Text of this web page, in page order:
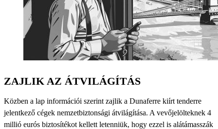
ZAJLIK AZ ÁTVILÁGÍTÁS
Közben a lap információi szerint zajlik a Dunaferre kiírt tenderre
jelentkező cégek nemzetbiztonsági átvilágítása. A vevőjelölteknek 4
millió eurós biztosítékot kellett letenniük, hogy ezzel is alátámasszák